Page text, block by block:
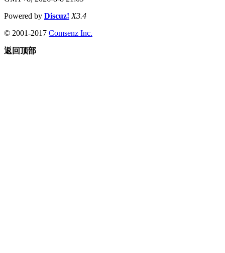
Powered by Discuz! X3.4
© 2001-2017 Comsenz Inc.
返回顶部